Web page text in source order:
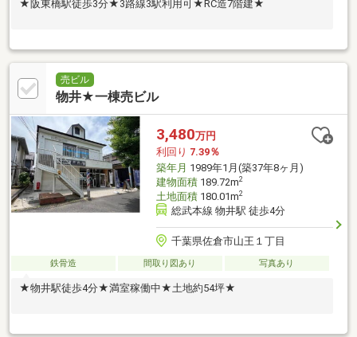
★阪東橋駅徒歩3分★3路線3駅利用可★RC造7階建★
売ビル
物井★一棟売ビル
3,480万円
利回り 7.39％
築年月 1989年1月(築37年8ヶ月)
建物面積189.72m2
土地面積180.01m2
総武本線 物井駅 徒歩4分
千葉県佐倉市山王１丁目
鉄骨造 間取り図あり 写真あり
★物井駅徒歩4分★満室稼働中★土地約54坪★